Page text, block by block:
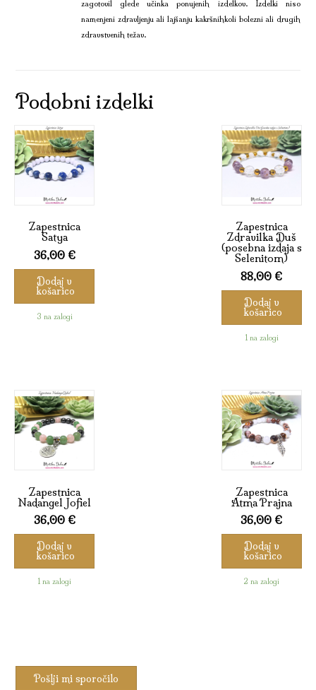
zagotovil glede učinka ponujenih izdelkov. Izdelki niso
namenjeni zdravljenju ali lajšanju kakršnihkoli bolezni ali drugih
zdravstvenih težav.
Podobni izdelki
Zapestnica
Satya
36,00 €
Dodaj v
košarico
3 na zalogi
Zapestnica
Zdravilka Duš
(posebna izdaja s
Selenitom)
88,00 €
Dodaj v
košarico
1 na zalogi
Zapestnica
Nadangel Jofiel
36,00 €
Dodaj v
košarico
1 na zalogi
Zapestnica
Atma Prajna
36,00 €
Dodaj v
košarico
2 na zalogi